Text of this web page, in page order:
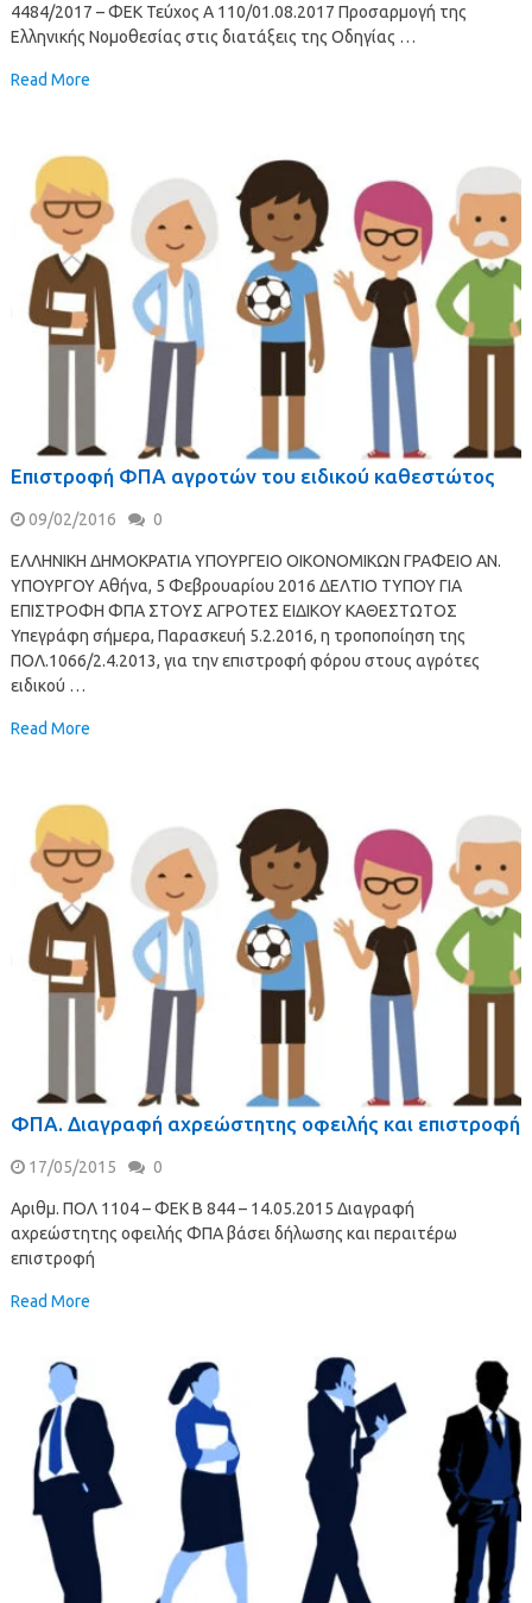
4484/2017 – ΦΕΚ Τεύχος Α 110/01.08.2017 Προσαρμογή της
Ελληνικής Νομοθεσίας στις διατάξεις της Οδηγίας …
Read More
Επιστροφή ΦΠΑ αγροτών του ειδικού καθεστώτος
09/02/2016 0
ΕΛΛΗΝΙΚΗ ΔΗΜΟΚΡΑΤΙΑ ΥΠΟΥΡΓΕΙΟ ΟΙΚΟΝΟΜΙΚΩΝ ΓΡΑΦΕΙΟ ΑΝ.
ΥΠΟΥΡΓΟΥ Αθήνα, 5 Φεβρουαρίου 2016 ΔΕΛΤΙΟ ΤΥΠΟΥ ΓΙΑ
ΕΠΙΣΤΡΟΦΗ ΦΠΑ ΣΤΟΥΣ ΑΓΡΟΤΕΣ ΕΙΔΙΚΟΥ ΚΑΘΕΣΤΩΤΟΣ
Υπεγράφη σήμερα, Παρασκευή 5.2.2016, η τροποποίηση της
ΠΟΛ.1066/2.4.2013, για την επιστροφή φόρου στους αγρότες
ειδικού …
Read More
ΦΠΑ. Διαγραφή αχρεώστητης οφειλής και επιστροφή
17/05/2015 0
Αριθμ. ΠΟΛ 1104 – ΦΕΚ B 844 – 14.05.2015 Διαγραφή
αχρεώστητης οφειλής ΦΠΑ βάσει δήλωσης και περαιτέρω
επιστροφή
Read More